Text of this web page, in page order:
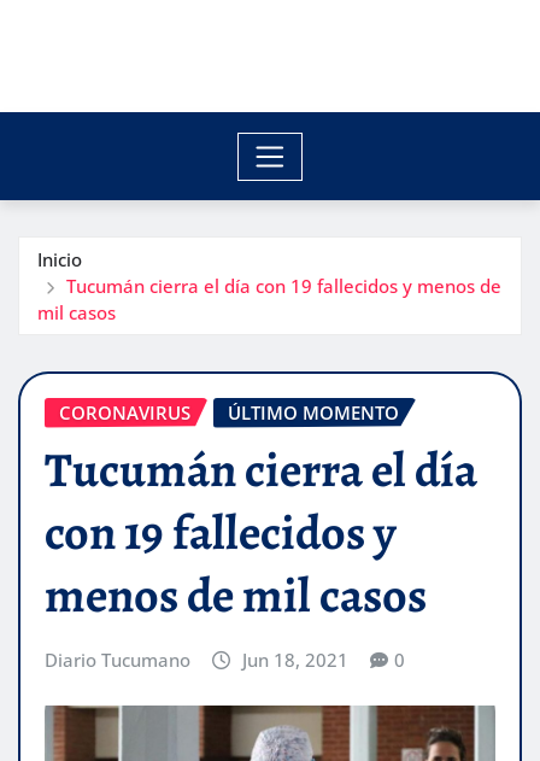
Inicio
Tucumán cierra el día con 19 fallecidos y menos de
mil casos
CORONAVIRUS ÚLTIMO MOMENTO
Tucumán cierra el día
con 19 fallecidos y
menos de mil casos
Diario Tucumano Jun 18, 2021 0